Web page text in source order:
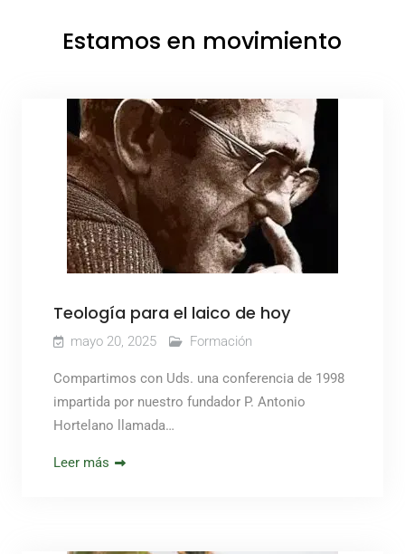
Estamos en movimiento
Teología para el laico de hoy
mayo 20, 2025 Formación
Compartimos con Uds. una conferencia de 1998
impartida por nuestro fundador P. Antonio
Hortelano llamada…
Leer más